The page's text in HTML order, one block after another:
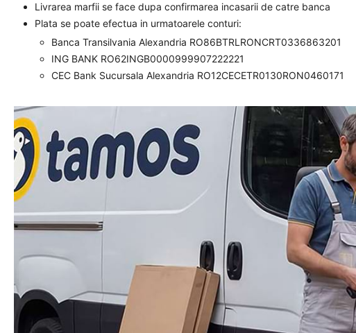
Livrarea marfii se face dupa confirmarea incasarii de catre banca
Plata se poate efectua in urmatoarele conturi:
Banca Transilvania Alexandria RO86BTRLRONCRT0336863201
ING BANK RO62INGB0000999907222221
CEC Bank Sucursala Alexandria RO12CECETR0130RON0460171